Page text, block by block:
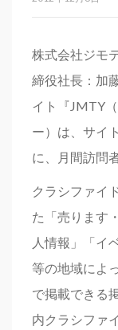
株式会社ジモ
締役社長：加
イト『JMTY
ー）は、サイ
に、月間訪問
クラシファイ
た「売ります
人情報」「イ
等の地域によ
で掲載できる
内クラシファ